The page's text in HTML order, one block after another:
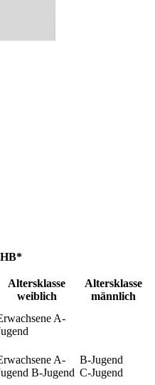
Altersklasse
weiblich
Altersklasse
männlich
A-
A-
B-Jugend
B-Jugend
C-Jugend